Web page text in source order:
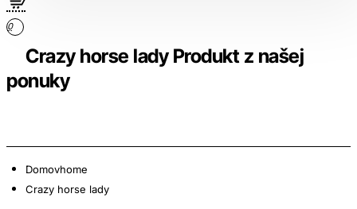
0
Crazy horse lady Produkt z našej
ponuky
Domovhome
Crazy horse lady